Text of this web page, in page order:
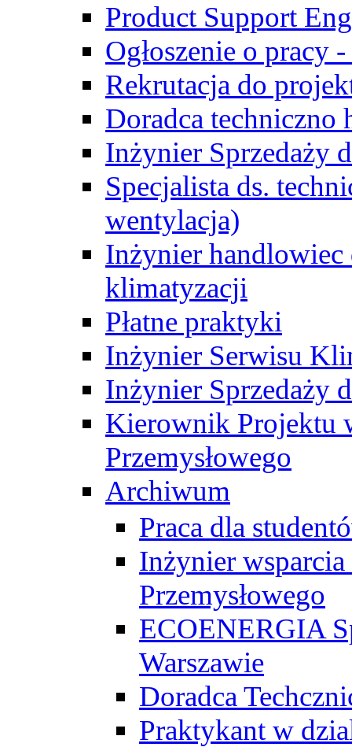
Product Support
Ogłoszenie o pracy
Rekrutacja do
Doradca techniczno
Inżynier Sprzedaży
Specjalista ds.
wentylacja)
Inżynier handlowiec
klimatyzacji
Płatne praktyki
Inżynier Serwisu
Inżynier Sprzedaży
Kierownik Projektu
Przemysłowego
Archiwum
Praca dla
Inżynier wsparcia
Przemysłowego
ECOENERGIA
Warszawie
Doradca
Praktykant w